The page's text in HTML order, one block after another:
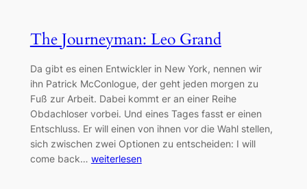
The Journeyman: Leo Grand
Da gibt es einen Entwickler in New York, nennen wir
ihn Patrick McConlogue, der geht jeden morgen zu
Fuß zur Arbeit. Dabei kommt er an einer Reihe
Obdachloser vorbei. Und eines Tages fasst er einen
Entschluss. Er will einen von ihnen vor die Wahl stellen,
sich zwischen zwei Optionen zu entscheiden: I will
come back… weiterlesen